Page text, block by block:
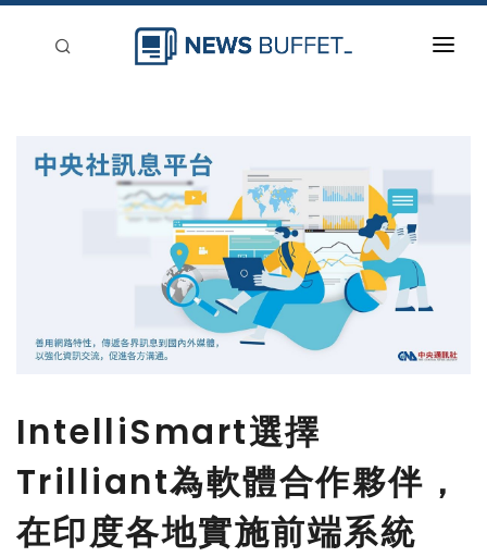
IntelliSmart選擇
Trilliant為軟體合作夥伴，
在印度各地實施前端系統